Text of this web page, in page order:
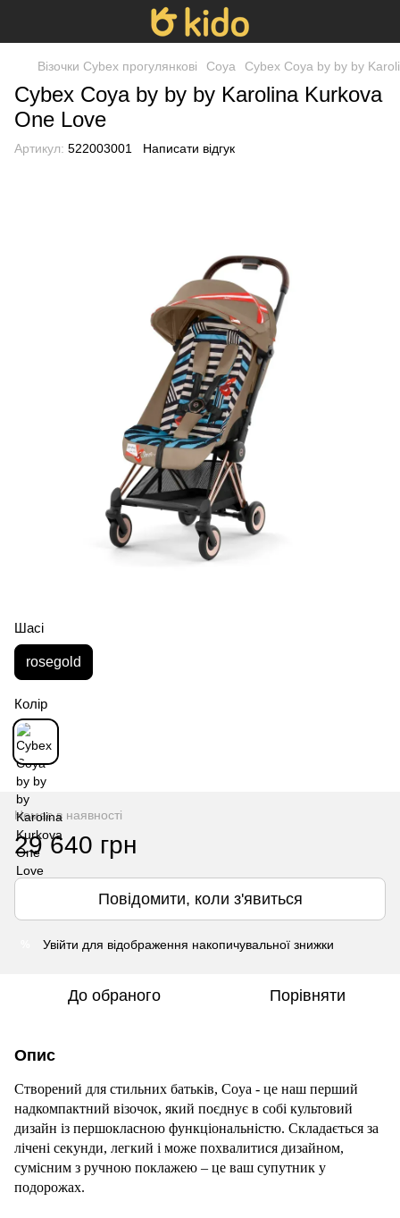
Візочки Cybex прогулянкові Coya Cybex Coya by by by
Cybex Coya by by by Karolina Kurkova
One Love
Артикул: 522003001 Написати відгук
Шасі
rosegold
Колір
Немає в наявності
29 640 грн
Повідомити, коли з'явиться
Увійти для відображення накопичувальної знижки
До обраного Порівняти
Опис
Створений для стильних батьків, Coya - це наш перший
надкомпактний візочок, який поєднує в собі культовий
дизайн із першокласною функціональністю. Складається за
лічені секунди, легкий і може похвалитися дизайном,
сумісним з ручною поклажею – це ваш супутник у
подорожах.